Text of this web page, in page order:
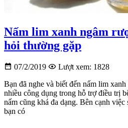
Nấm lim xanh ngâm
hỏi thường gặp
07/2/2019
Lượt xem: 1828
Bạn đã nghe và biết đến nấm lim
nhiều công dụng trong hỗ trợ điều trị
nấm cũng khá đa dạng. Bên cạnh việc
bạn có